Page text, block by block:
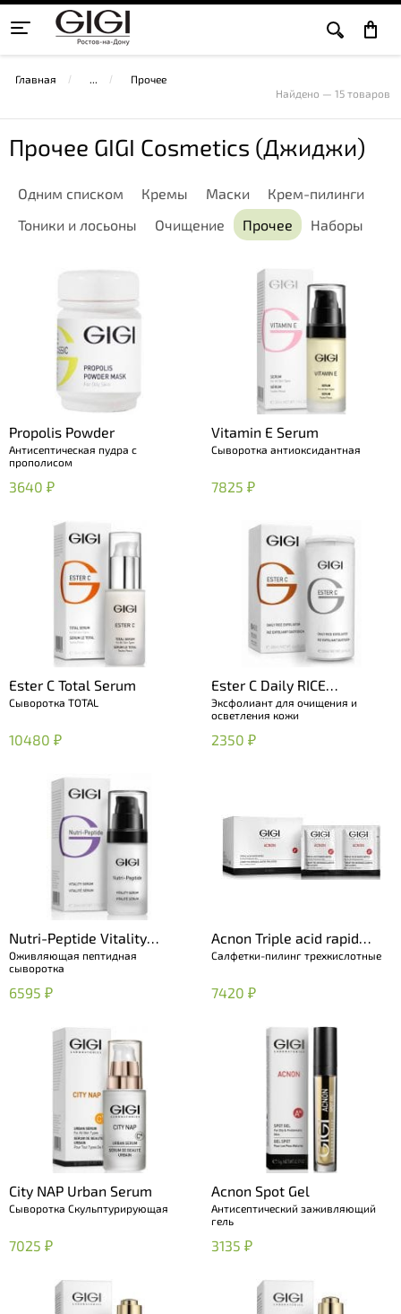
Главная
Прочее
Найдено — 15 товаров
Прочее GIGI Cosmetics (Джиджи)
Одним списком Кремы Маски
Крем-пилинги
Тоники и лосьоны
Очищение Прочее Наборы
Propolis Powder
Антисептическая пудра с
прополисом
3640 ₽
Vitamin E Serum
Сыворотка антиоксидантная
7825 ₽
Ester C Total Serum
Сыворотка TOTAL
10480 ₽
Ester C Daily RICE
Exfoliator
Эксфолиант для очищения и
осветления кожи
2350 ₽
Nutri-Peptide Vitality
Serum
Оживляющая пептидная
сыворотка
6595 ₽
Acnon Triple acid rapid
wipes
Салфетки-пилинг трехкислотные
7420 ₽
City NAP Urban Serum
Сыворотка Скульптурирующая
7025 ₽
Acnon Spot Gel
Антисептический заживляющий
гель
3135 ₽